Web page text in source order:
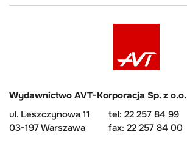
Wydawnictwo AVT-Korporacja Sp. z o.o.
ul. Leszczynowa 11
03-197 Warszawa
tel: 22 257 84 99
fax: 22 257 84 00